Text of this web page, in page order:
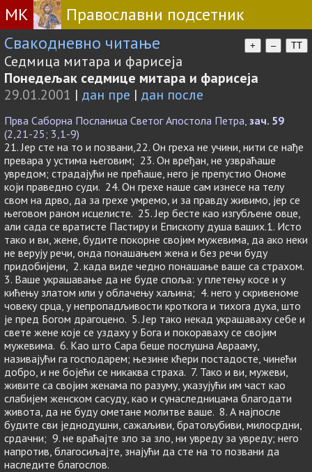
МК
Православни подсетник
Свакодневно читање
+ – TT
Седмица митара и фарисеја
Понедељак седмице митара и фарисеја
29.01.2001 | дан пре | дан после
Прва Саборна Посланица Светог Апостола Петра, зач. 59
(2,21-25; 3,1-9)
21. Јер сте на то и позвани,22. Он греха не учини, нити се нађе
превара у устима његовим; 23. Он вређан, не узвраћаше
увредом; страдајући не прећаше, него је препустио Ономе
који праведно суди. 24. Он грехе наше сам изнесе на телу
свом на дрво, да за грехе умремо, и за правду живимо, јер се
његовом раном исцелисте. 25. Јер бесте као изгубљене овце,
али сада се вратисте Пастиру и Епископу душа ваших.1. Исто
тако и ви, жене, будите покорне својим мужевима, да ако неки
не верују речи, онда понашањем жена и без речи буду
придобијени, 2. када виде чедно понашање ваше са страхом.
3. Ваше украшавање да не буде споља: у плетењу косе и у
кићењу златом или у облачењу хаљина; 4. него у скривеноме
човеку срца, у непропадљивости кроткога и тихога духа, што
је пред Богом драгоцено. 5. Јер тако некад украшаваху себе и
свете жене које се уздаху у Бога и покораваху се својим
мужевима. 6. Као што Сара беше послушна Аврааму,
називајући га господарем; њезине кћери постадосте, чинећи
добро, и не бојећи се никаква страха. 7. Тако и ви, мужеви,
живите са својим женама по разуму, указујући им част као
слабијем женском сасуду, као и сунаследницама благодати
живота, да не буду ометане молитве ваше. 8. А најпосле
будите сви једнодушни, сажаљиви, братољубиви, милосрдни,
срдачни; 9. не враћајте зло за зло, ни увреду за увреду; него
напротив, благосиљајте, знајући да сте на то позвани да
наследите благослов.